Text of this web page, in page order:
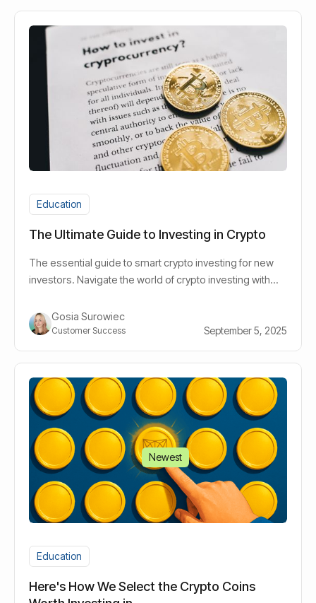
Education
The Ultimate Guide to Investing in Crypto
The essential guide to smart crypto investing for new
investors. Navigate the world of crypto investing with
Gosia Surowiec
Customer Success September 5, 2025
Newest
Education
Here's How We Select the Crypto Coins